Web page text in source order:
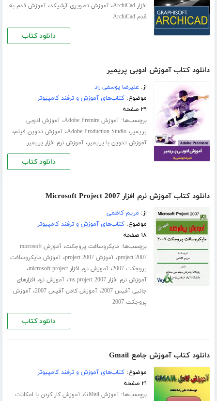
افزار ArchiCad
،آموزش تصویری آرشیکد،آموزش قدم به
قدم ArchiCad
دانلود کتاب
دانلود کتاب آموزش ادوبی پریمیر
از: علیرضا یوسفی راد
موضوع:کتاب‌های آموزش و ترفند کامپیوتر
۲۹ صفحه
برچسب‌ها:آموزش Adobe Premire ،آموزش ادوبی
پریمیر،Adobe Production Studio،آموزش تدوین فیلم،
آموزش تدوین با پریمیر،آموزش نرم افزار پریمیر
دانلود کتاب
دانلود کتاب آموزش نرم افزار Microsoft Project 2007
از: مریم کاظمی
موضوع:کتاب‌های آموزش و ترفند کامپیوتر
۱۸ صفحه
برچسب‌ها: مایکروسافت پروجکت،
آموزش microsoft
project 2007،آموزش project 2007 ،آموزش مایکروسافت
پروجکت 2007
،آموزش نرم افزار microsoft project ،
آموزش نرم افزار ms project 2007 ،آموزش نرم افزارهای
جانبی آفیس 2007
،آموزش کامل آفیس 2007 ،آموزش
پروجکت 2007
دانلود کتاب
دانلود کتاب آموزش جامع Gmail
موضوع:کتاب‌های آموزش و ترفند کامپیوتر
۲۱ صفحه
برچسب‌ها:آموزش GMail ،آموزش کار کردن با امکانات